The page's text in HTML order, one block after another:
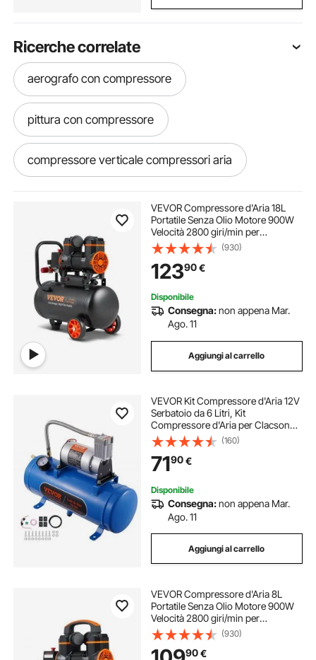
Ricerche correlate
aerografo con compressore
pittura con compressore
compressore verticale compressori aria
compressore compressori aria
frigoriferi con compressore
frigo con compressore
compressore portatile compressori aria
frigorifero compressore con congelatore
compressore auto compressori aria
frigo a compressore da viaggio
compressore 300 bar compressori aria
frigorifero compressore doppia zona 12v
serbatoio per compressore
VEVOR Compressore d'Aria 18L
Portatile Senza Olio Motore 900W
Velocità 2800 giri/min per
Aerografo Inchiodatura,
Compressore d'Aria a Secco
Portatile Rumore 70dB 2 Silenziatori
Temperatura -50℃ - 40℃
(930)
12390€
Disponibile
Consegna:non appena Mar.
Ago. 11
Aggiungi al carrello
VEVOR Kit Compressore d'Aria 12V
Serbatoio da 6 Litri, Kit
Compressore d'Aria per Clacson
Tromba, Pressione di Esercizio 90-
120 PSI, Sistema di Compressore
d'Aria Integrato per Clacson
Tromba Camion
(160)
7190€
Disponibile
Consegna:non appena Mar.
Ago. 11
Aggiungi al carrello
VEVOR Compressore d'Aria 8L
Portatile Senza Olio Motore 900W
Velocità 2800 giri/min per
Aerografo Inchiodatura,
Compressore d'Aria a Secco
Portatile Rumore 70dB 2 Silenziatori
(930)
90€